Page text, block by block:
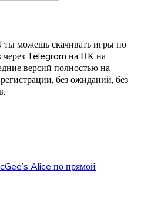
можешь скачивать игры по
через Telegram на ПК на
версий полностью на
без ожиданий, без